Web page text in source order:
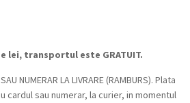
lei, transportul este GRATUIT.
NUMERAR LA LIVRARE (RAMBURS). Plata
cardul sau numerar, la curier, in momentul